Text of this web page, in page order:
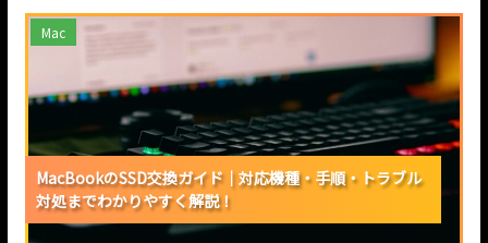
MacBookのSSD交換ガイド｜対応機種・手順・トラブ
ル対処までわかりやすく解説！
MacBookのSSD交換ガイド｜対応機種・手順・トラブル
対処までわかりやすく解説！
MacBookのSSD交換ガイド｜対応機種・手順・トラブル
対処までわかりやすく解説！
MacBookのSSD交換ガイド｜対応機種・手順・トラブル
対処までわかりやすく解説！
Mac